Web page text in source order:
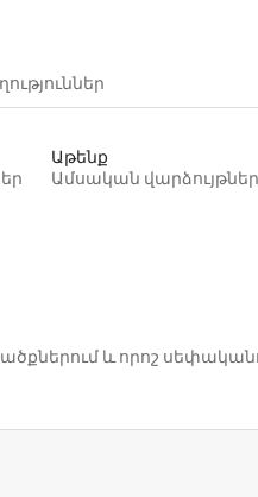
Աթենք
Ամսական վարձույթներ
և որոշ